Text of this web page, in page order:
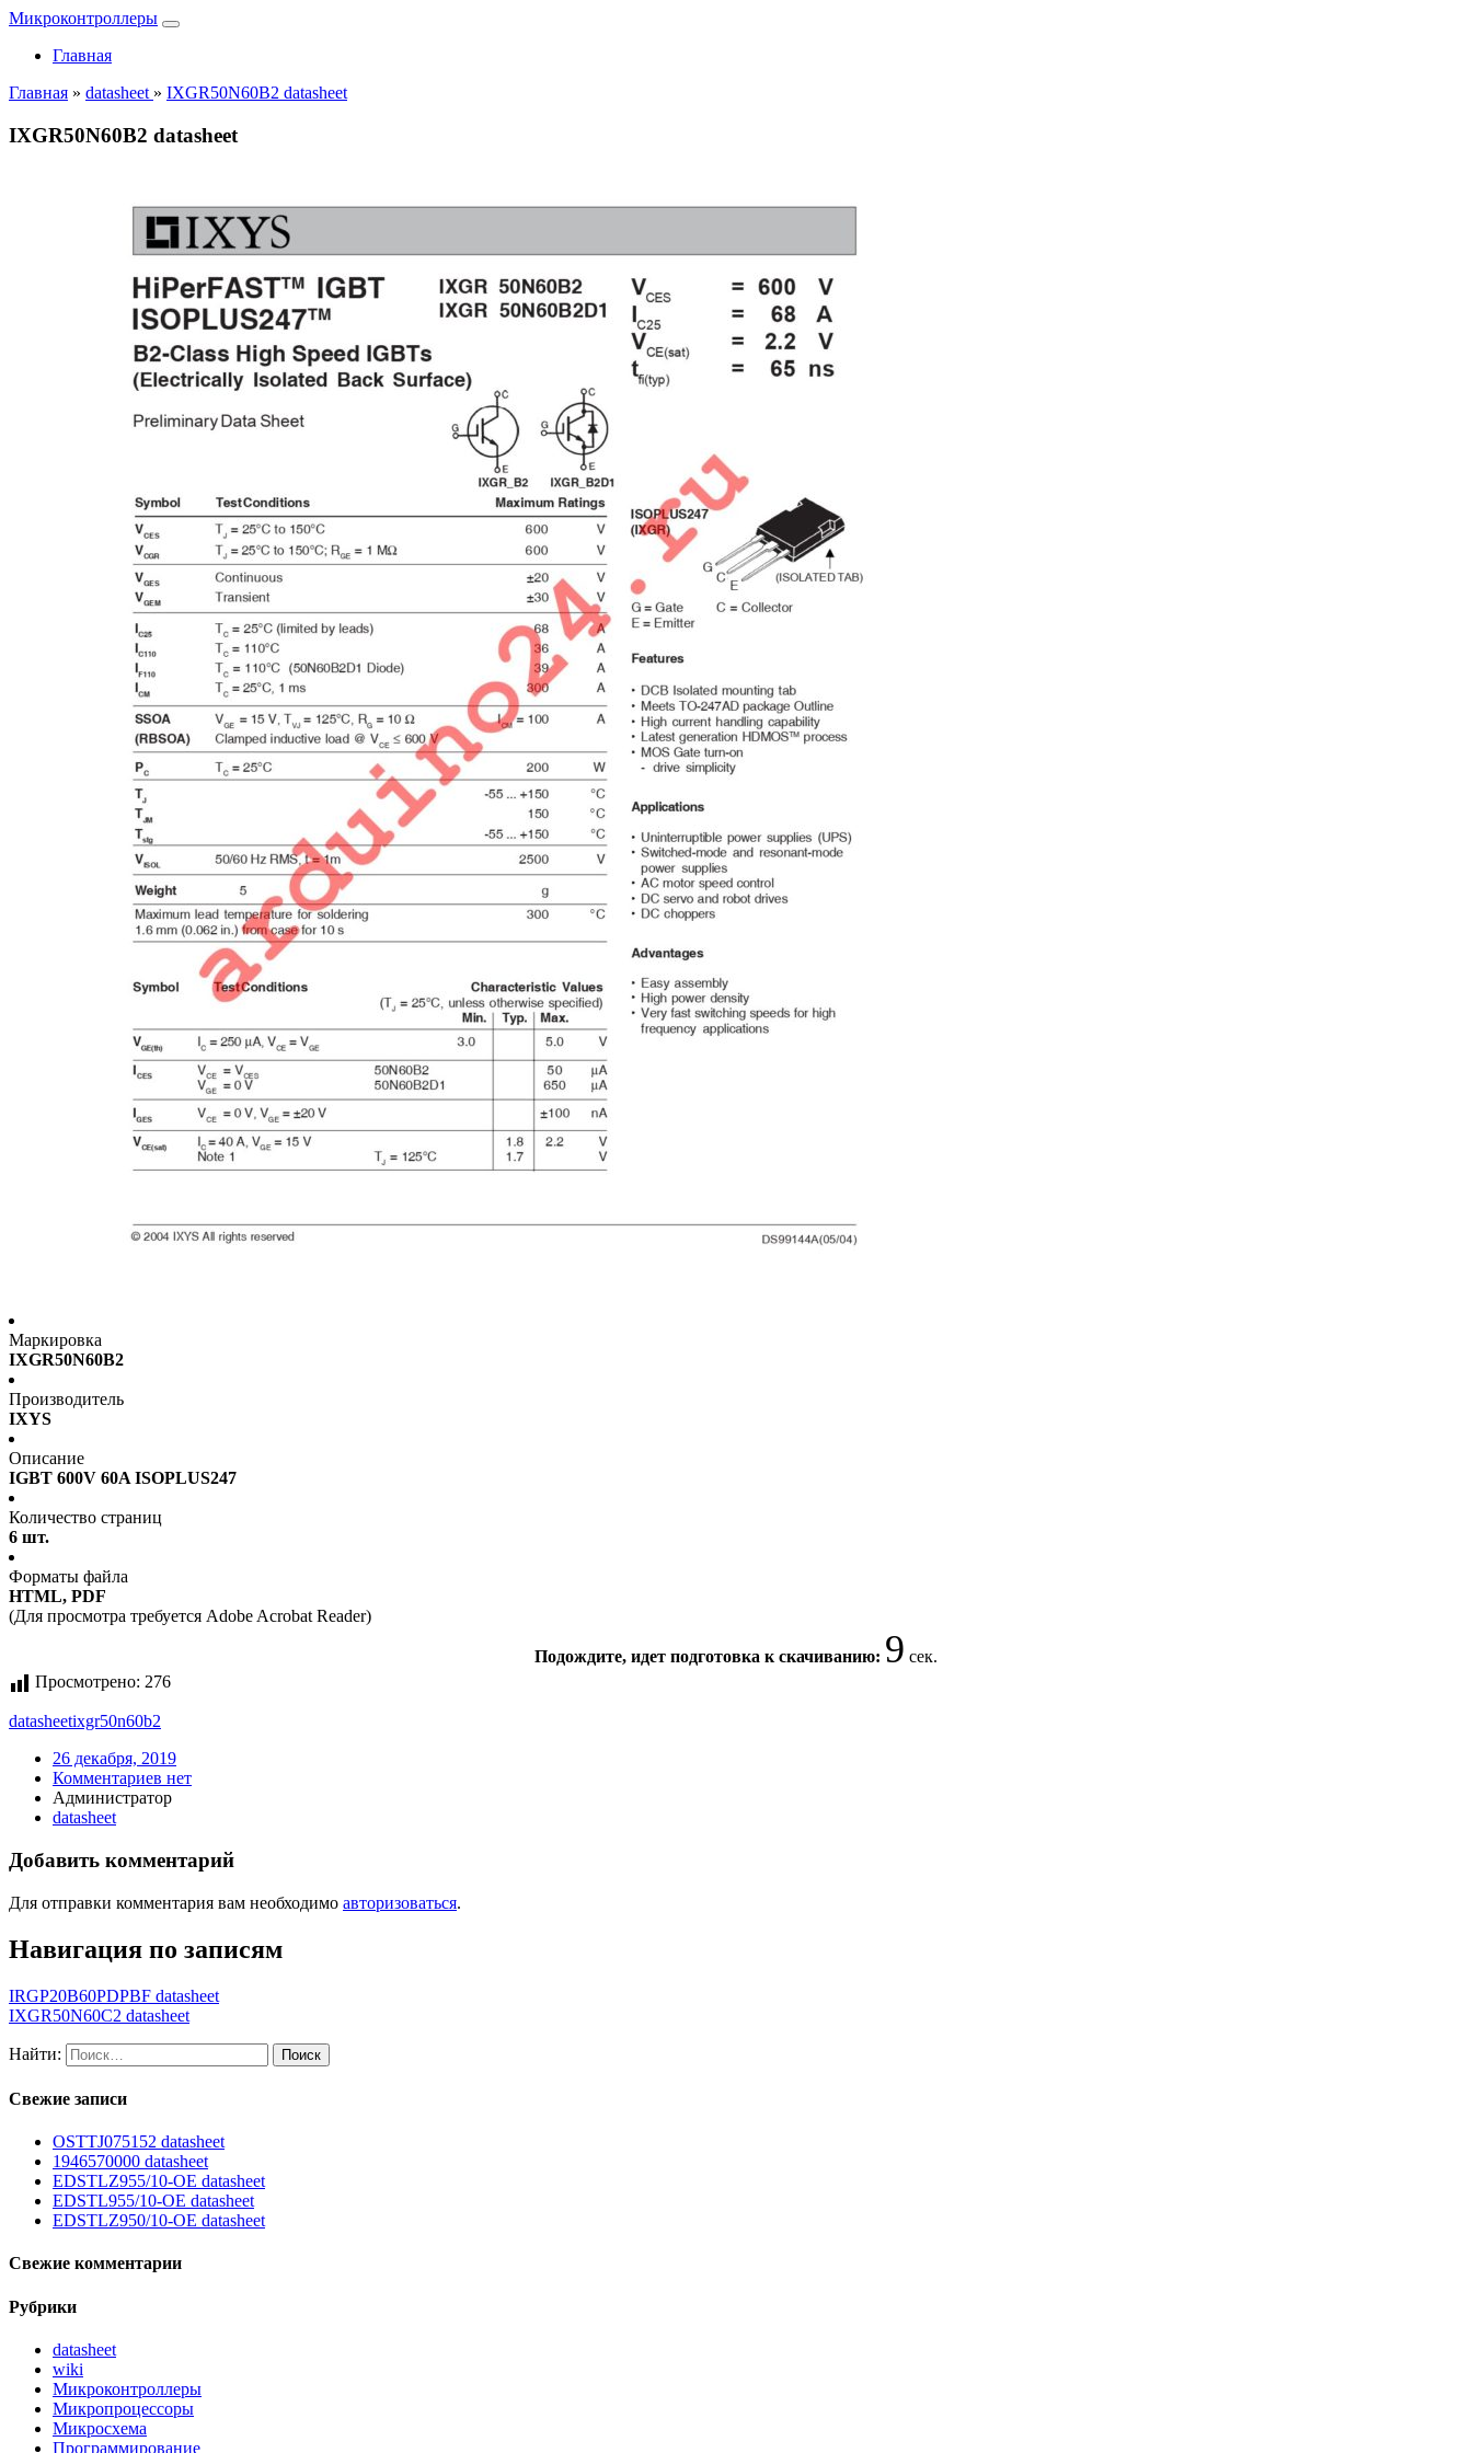
Микроконтроллеры
Главная
Главная » datasheet » IXGR50N60B2 datasheet
IXGR50N60B2 datasheet
Маркировка
IXGR50N60B2
Производитель
IXYS
Описание
IGBT 600V 60A ISOPLUS247
Количество страниц
6 шт.
Форматы файла
HTML, PDF
(Для просмотра требуется Adobe Acrobat Reader)
Подождите, идет подготовка к скачиванию: 9 сек.
Просмотрено: 276
datasheetixgr50n60b2
26 декабря, 2019
Комментариев нет
Администратор
datasheet
Добавить комментарий
Для отправки комментария вам необходимо авторизоваться.
Навигация по записям
IRGP20B60PDPBF datasheet
IXGR50N60C2 datasheet
Найти:
Свежие записи
OSTTJ075152 datasheet
1946570000 datasheet
EDSTLZ955/10-OE datasheet
EDSTL955/10-OE datasheet
EDSTLZ950/10-OE datasheet
Свежие комментарии
Рубрики
datasheet
wiki
Микроконтроллеры
Микропроцессоры
Микросхема
Программирование